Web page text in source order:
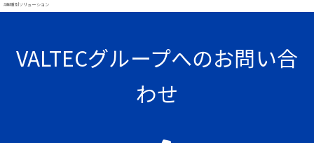
#業種別ソリューション
VALTECグループへのお問い合
わせ